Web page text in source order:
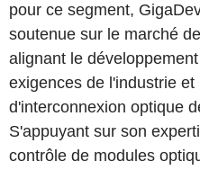
pour ce segment,
soutenue sur le marché
alignant le
exigences de l'industrie
d'interconnexion optique
S'appuyant sur son
contrôle de modules